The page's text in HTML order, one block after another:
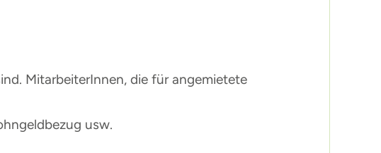
MitarbeiterInnen, die für angemietete
usw.